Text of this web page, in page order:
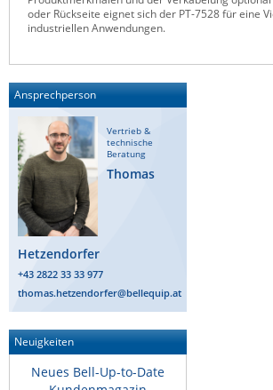
Power Kingdom
Poynting
Raritan
Riello UPS
Server Technology
Siretta
SIRIO Antenne
Sunbird
Tactical Software
Teltonika
Vision
WATTECO
oder Rückseite eignet sich der PT-7528 für eine
industriellen Anwendungen.
Ansprechperson
Vertrieb &
technische
Beratung
Thomas
Hetzendorfer
+43 2822 33 33 977
thomas.hetzendorfer@bellequip.at
Neuigkeiten
Neues Bell-Up-to-Date